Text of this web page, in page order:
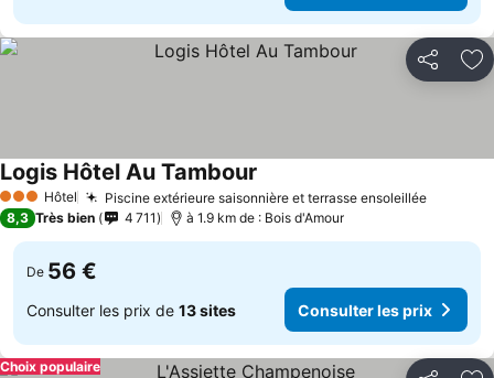
Partager
3 ÉtoilesHôtel Piscine extérieure saisonnière et terrasse ensoleillée
Logis Hôtel Au Tambour
8,3 Très bien 4 711 à 1.9 km de : Bois d'Amour
De 56 €
Consulter les prix de 13 sites Consulter les prix
Choix populaire